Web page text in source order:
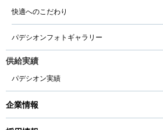
快適へのこだわり
パデシオンフォトギャラリー
供給実績
パデシオン実績
企業情報